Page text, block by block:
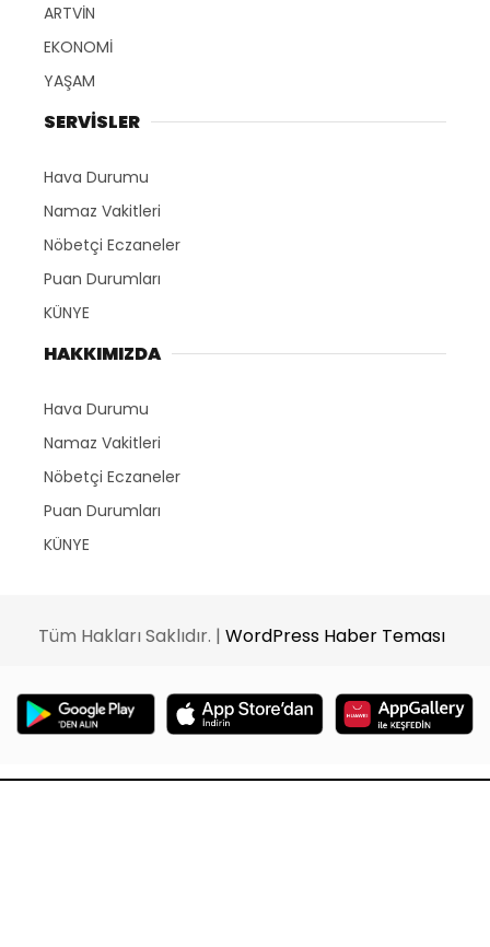
ARTVİN
EKONOMİ
YAŞAM
SERVİSLER
Hava Durumu
Namaz Vakitleri
Nöbetçi Eczaneler
Puan Durumları
KÜNYE
HAKKIMIZDA
Hava Durumu
Namaz Vakitleri
Nöbetçi Eczaneler
Puan Durumları
KÜNYE
Tüm Hakları Saklıdır. | WordPress Haber Teması